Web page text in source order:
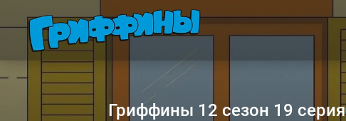
Гриффины 12 сезон 19 серия